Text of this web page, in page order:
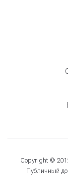
Copyright ©
Публичный